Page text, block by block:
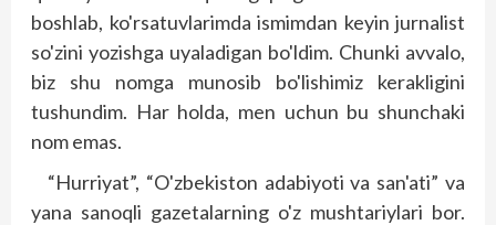
boshlab, ko'rsatuvlarimda ismimdan keyin jurnalist
so'zini yozishga uyaladigan bo'ldim. Chunki avvalo,
biz shu nomga munosib bo'lishimiz kerakligini
tushundim. Har holda, men uchun bu shunchaki
nom emas.
“Hurriyat”, “O'zbekiston adabiyoti va san'ati” va
yana sanoqli gazetalarning o'z mushtariylari bor.